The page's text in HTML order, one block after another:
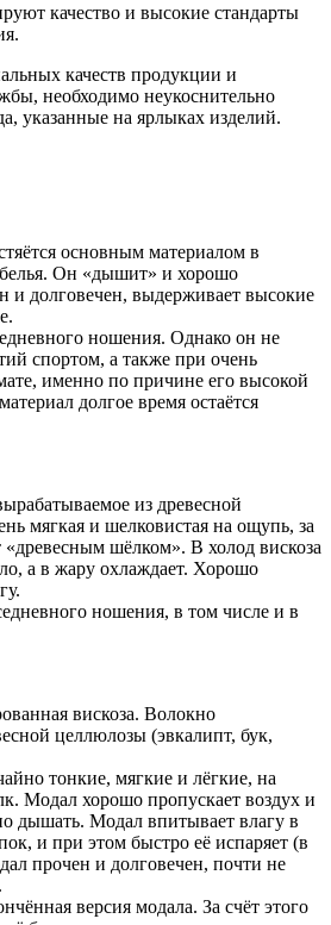
качество и высокие стандарты
качеств продукции и
необходимо неукоснительно
указанные на ярлыках изделий.
основным материалом в
Он «дышит» и хорошо
и долговечен, выдерживает высокие
ношения. Однако он не
спортом, а также при очень
именно по причине его высокой
долгое время остаётся
из древесной
мягкая и шелковистая на ощупь, за
«древесным шёлком». В холод вискоза
а в жару охлаждает. Хорошо
ношения, в том числе и в
вискоза. Волокно
целлюлозы (эвкалипт, бук,
тонкие, мягкие и лёгкие, на
Модал хорошо пропускает воздух и
дышать. Модал впитывает влагу в
и при этом быстро её испаряет (в
прочен и долговечен, почти не
версия модала. За счёт этого